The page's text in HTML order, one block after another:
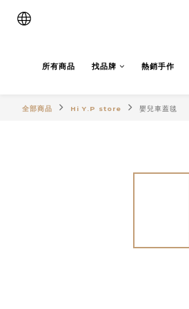
所有商品 找品牌 熱銷手作
全部商品 Hi Y.P store 嬰兒車蓋毯